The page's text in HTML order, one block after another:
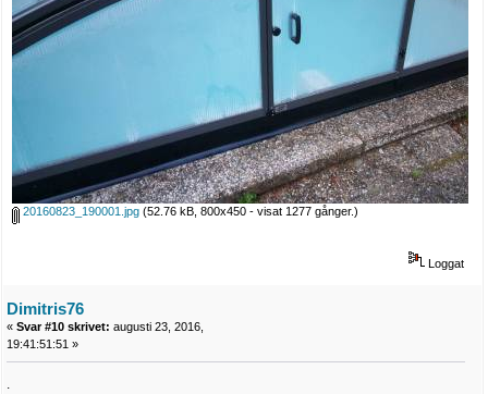
20160823_190001.jpg (52.76 kB, 800x450 - visat 1277 gånger.)
Loggat
Dimitris76
« Svar #10 skrivet: augusti 23, 2016,
19:41:51:51 »
.